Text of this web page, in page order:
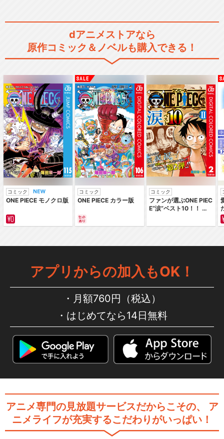
dアニメストアなら
原作コミック＆ノベルも購入できる！
コミック
ONE PIECE モノクロ版
コミック
ONE PIECE カラー版
コミック
ファンが選ぶONE PIEC
E“涙”ベスト10！！ ～
編～ カラー版
アプリからの加入もOK！
月額760円（税込）
はじめてなら14日無料
アニメ専門の見放題サービスだからこその、
ア
ニメライフが充実するこだわりがいっぱい！